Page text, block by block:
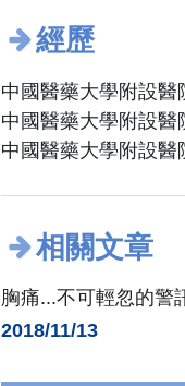
經歷
中國醫藥大學附設醫
中國醫藥大學附設
中國醫藥大學附設
相關文章
胸痛...不可輕忽的警
2018/11/13